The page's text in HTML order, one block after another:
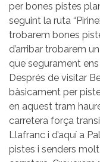
per bones pistes
seguint la ruta
trobarem bones
d’arribar trobarem
que segurament
Després de visitar
bàsicament per
en aquest tram
carretera força
Llafranc i d’aquí a
pistes i senders